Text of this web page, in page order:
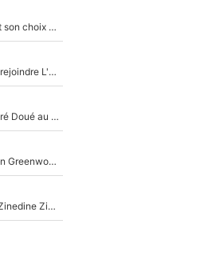
La Liga sur beIN Sports c’est terminé, DAZN a fait son choix pour Benjamin Da Silva et Omar Da Fonseca !
Raymond Domenech a posé ses conditions pour rejoindre L'EQUIPE du Soir : Il refuse de faire l'émission avec un autre chroniqueur !
Le transfert de Maghnes Akliouche menace Désiré Doué au PSG : «Je valide à 200%»
«La porte est ouverte pour tout le monde» : Mason Greenwood et Pierre-Emerick Aubameyang ont quitté l'OM, Amine Gouiri balance sur la suite du mercato et sur la réaction du vestiaire !
«Ça pue du c*l» : Quand Yannick Noah a clashé Zinedine Zidane, avant de se faire recadrer par le nouveau sélectionneur de l'équipe de France !